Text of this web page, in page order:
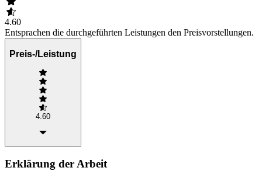
4.60
Entsprachen die durchgeführten Leistungen den Preisvorstellungen.
Preis-/Leistung
4.60
Erklärung der Arbeit